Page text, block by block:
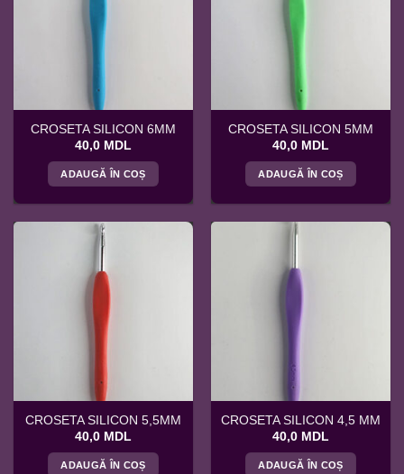
CROSETA SILICON 6MM
40,0 MDL
ADAUGĂ ÎN COȘ
CROSETA SILICON 5MM
40,0 MDL
ADAUGĂ ÎN COȘ
CROSETA SILICON 5,5MM
40,0 MDL
ADAUGĂ ÎN COȘ
CROSETA SILICON 4,5 MM
40,0 MDL
ADAUGĂ ÎN COȘ